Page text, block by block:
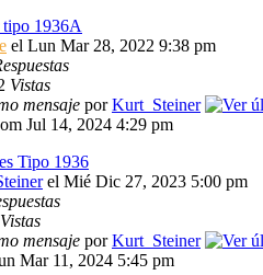
tipo 1936A
el Lun Mar 28, 2022 9:38 pm
Vistas
mensaje porKurt_Steiner
Jul 14, 2024 4:29 pm
Tipo 1936
el Mié Dic 27, 2023 5:00 pm
Vistas
mensaje porKurt_Steiner
Mar 11, 2024 5:45 pm